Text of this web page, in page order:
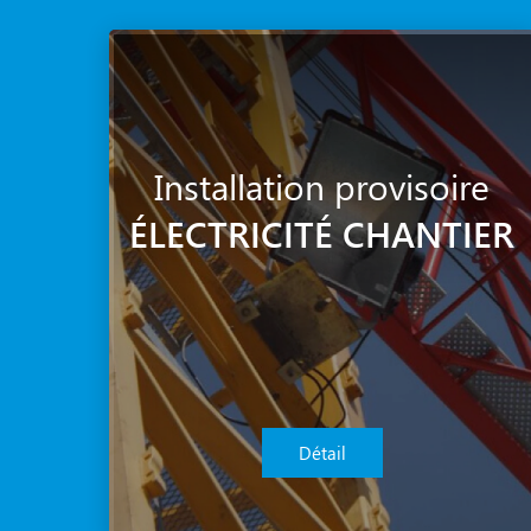
Installation provisoire
ÉLECTRICITÉ CHANTIER
Détail